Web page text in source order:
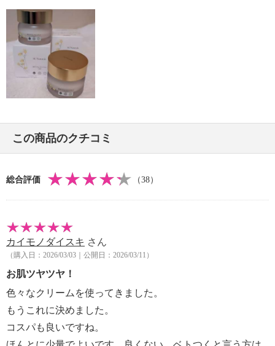
この商品のクチコミ
総合評価 （38）
カイモノダイスキ さん
（購入日：2026/03/03｜公開日：2026/03/11）
お肌ツヤツヤ！
色々なクリームを使ってきました。
もうこれに決めました。
コスパも良いですね。